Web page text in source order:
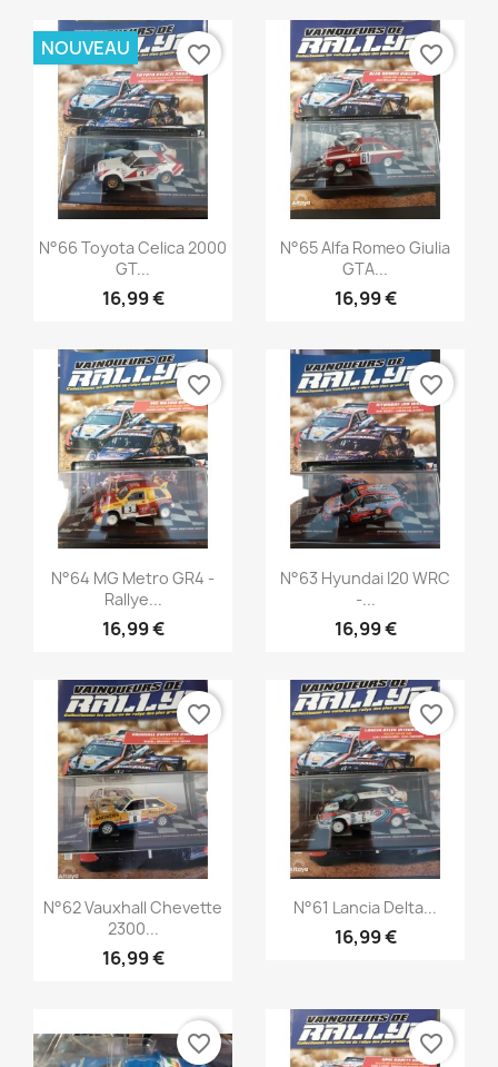
Aperçu rapide
N°66 Toyota Celica 2000
GT...
16,99 €
NOUVEAU favorite_border
Aperçu rapide
N°65 Alfa Romeo Giulia
GTA...
16,99 €
favorite_border
Aperçu rapide
N°64 MG Metro GR4 -
Rallye...
16,99 €
favorite_border
Aperçu rapide
N°63 Hyundai I20 WRC
-...
16,99 €
favorite_border
Aperçu rapide
N°62 Vauxhall Chevette
2300...
16,99 €
favorite_border
Aperçu rapide
N°61 Lancia Delta...
16,99 €
favorite_border
favorite_border favorite_border